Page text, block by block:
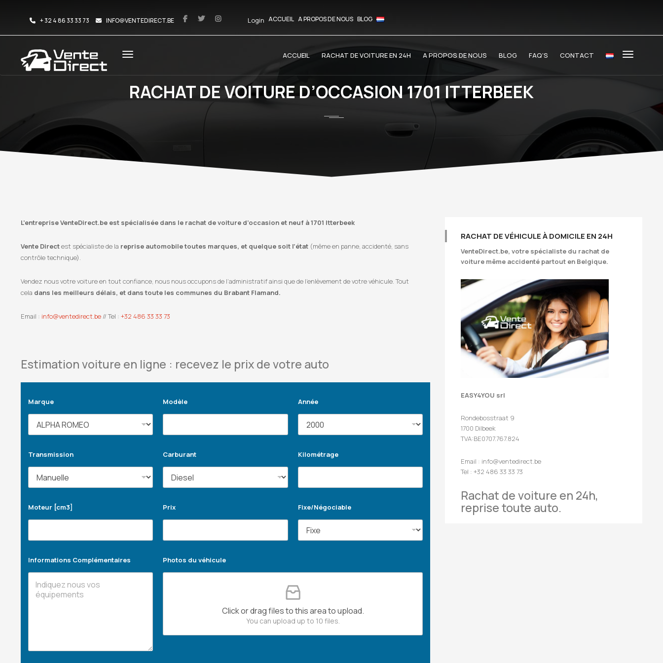
+ 32 4 86 33 33 73 INFO@VENTEDIRECT.BE Login ACCUEIL A PROPOS DE NOUS BLOG
ACCUEIL RACHAT DE VOITURE EN 24H A PROPOS DE NOUS BLOG FAQ’S CONTACT
RACHAT DE VOITURE D’OCCASION 1701 ITTERBEEK
L’entreprise VenteDirect.be est spécialisée dans le rachat de voiture d’occasion et neuf à 1701 Itterbeek
Vente Directest spécialiste de la reprise automobile toutes marques, et quelque soit l’état (même en panne, accidenté, sans
contrôle technique).
Vendez nous votre voiture en tout confiance, nous nous occupons de l’administratif ainsi que de l’enlèvement de votre véhicule. Tout
cela dans les meilleurs délais, et dans toute les communes du Brabant Flamand.
Email : info@ventedirect.be // Tel : +32 486 33 33 73
Estimation voiture en ligne : recevez le prix de votre auto
Marque Modèle Année
Transmission Carburant Kilométrage
Moteur [cm3] Prix Fixe/Négociable
Informations Complémentaires Photos du véhicule
Click or drag files to this area to upload.
You can upload up to 10 files.
RACHAT DE VÉHICULE À DOMICILE EN 24H
VenteDirect.be, votre spécialiste du rachat de
voiture même accidenté partout en Belgique.
EASY4YOU srl
Rondebosstraat 9
1700 Dilbeek
TVA:BE0707.767.824
Email : info@ventedirect.be
Tel : +32 486 33 33 73
Rachat de voiture en 24h,
reprise toute auto.